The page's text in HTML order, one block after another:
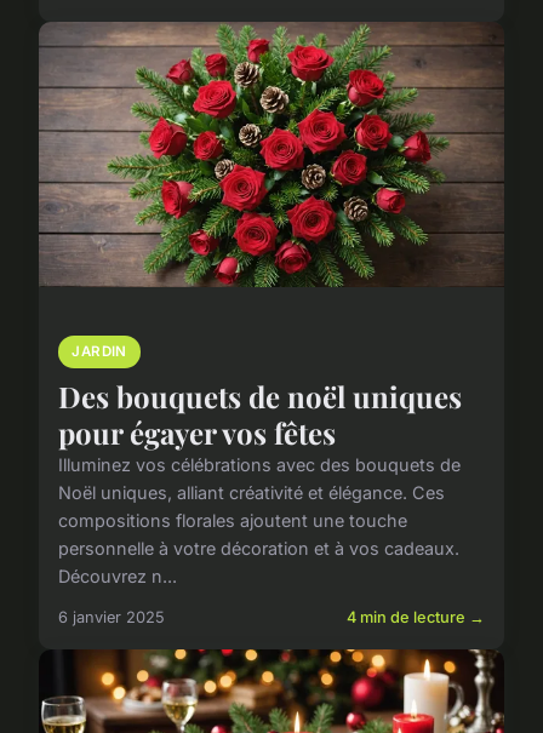
JARDIN
Des bouquets de noël uniques
pour égayer vos fêtes
Illuminez vos célébrations avec des bouquets de
Noël uniques, alliant créativité et élégance. Ces
compositions florales ajoutent une touche
personnelle à votre décoration et à vos cadeaux.
Découvrez n...
6 janvier 2025 4 min de lecture →